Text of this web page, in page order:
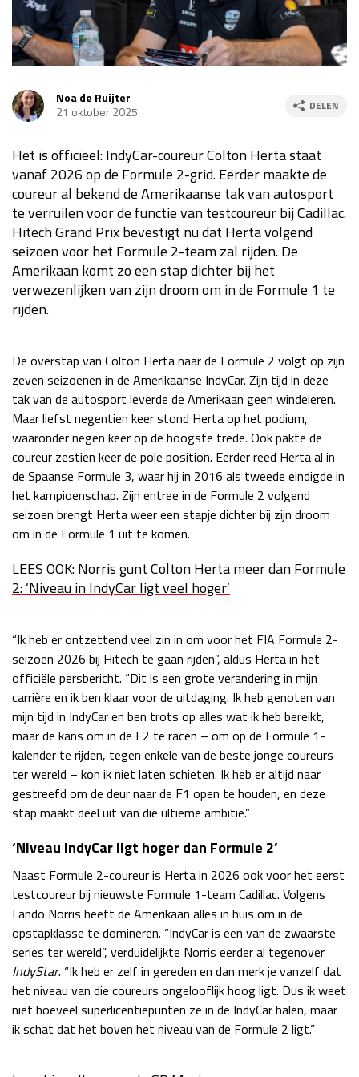
Race
za 13:00 - 15:00
Kwalificatie
za 23:00 - 00:00
Race
zo 21:00 - 23:00
GP MEXICO 2026 30 okt - 01 nov
Kwalificatie
za 22:00 - 23:00
Race
zo 21:00 - 23:00
Kwalificatie
za 19:00 - 20:00
Race
zo 18:00 - 20:00
Kwalificatie
za 05:00 - 06:00
Race
zo 05:00 - 07:00
GP QATAR 2026
Race
zo 17:00 - 19:00
GP ABU DHABI 2026 04 - 06 dec
Kwalificatie
za 15:00 - 16:00
Race
zo 14:00 - 16:00
Noa de Ruijter
21 oktober 2025
DELEN
Het is officieel: IndyCar-coureur Colton Herta staat
vanaf 2026 op de Formule 2-grid. Eerder maakte de
coureur al bekend de Amerikaanse tak van autosport
te verruilen voor de functie van testcoureur bij Cadillac.
Hitech Grand Prix bevestigt nu dat Herta volgend
seizoen voor het Formule 2-team zal rijden. De
Amerikaan komt zo een stap dichter bij het
verwezenlijken van zijn droom om in de Formule 1 te
rijden.
De overstap van Colton Herta naar de Formule 2 volgt op zijn
zeven seizoenen in de Amerikaanse IndyCar. Zijn tijd in deze
tak van de autosport leverde de Amerikaan geen windeieren.
Maar liefst negentien keer stond Herta op het podium,
waaronder negen keer op de hoogste trede. Ook pakte de
coureur zestien keer de pole position. Eerder reed Herta al in
de Spaanse Formule 3, waar hij in 2016 als tweede eindigde in
het kampioenschap. Zijn entree in de Formule 2 volgend
seizoen brengt Herta weer een stapje dichter bij zijn droom
om in de Formule 1 uit te komen.
LEES OOK:Norris gunt Colton Herta meer dan Formule
2: ‘Niveau in IndyCar ligt veel hoger’
“Ik heb er ontzettend veel zin in om voor het FIA Formule 2-
seizoen 2026 bij Hitech te gaan rijden”, aldus Herta in het
officiële persbericht. “Dit is een grote verandering in mijn
carrière en ik ben klaar voor de uitdaging. Ik heb genoten van
mijn tijd in IndyCar en ben trots op alles wat ik heb bereikt,
maar de kans om in de F2 te racen – om op de Formule 1-
kalender te rijden, tegen enkele van de beste jonge coureurs
ter wereld – kon ik niet laten schieten. Ik heb er altijd naar
gestreefd om de deur naar de F1 open te houden, en deze
stap maakt deel uit van die ultieme ambitie.”
‘Niveau IndyCar ligt hoger dan Formule 2’
Naast Formule 2-coureur is Herta in 2026 ook voor het eerst
testcoureur bij nieuwste Formule 1-team Cadillac. Volgens
Lando Norris heeft de Amerikaan alles in huis om in de
opstapklasse te domineren. “IndyCar is een van de zwaarste
series ter wereld”, verduidelijkte Norris eerder al tegenover
IndyStar. “Ik heb er zelf in gereden en dan merk je vanzelf dat
het niveau van die coureurs ongelooflijk hoog ligt. Dus ik weet
niet hoeveel superlicentiepunten ze in de IndyCar halen, maar
ik schat dat het boven het niveau van de Formule 2 ligt.”